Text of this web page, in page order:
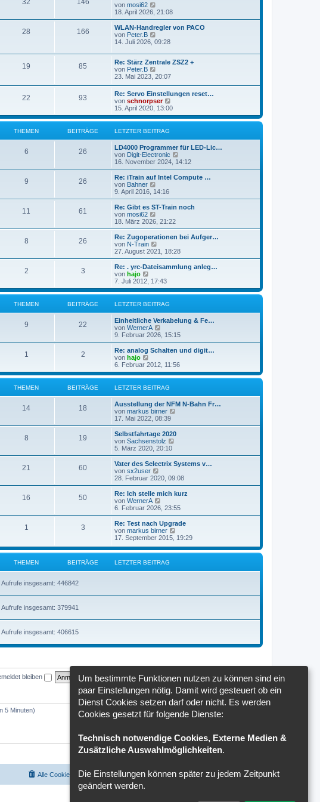
B
e
i
r
g
t
B
e
i
t
r
g
32 146
von mosi62
e
u
e
s
t
r
B
i
a
g
18. April 2026, 21:08
28 166
WLAN-Handregler von PACO
von Peter.B
e
e
s
e
r
B
e
i
t
r
g
14. Juli 2026, 09:28
19 85
Re: Stärz Zentrale ZSZ2 +
von Peter.B
e
s
t
e
r
e
i
t
r
a
g
23. Mai 2023, 20:07
22 93
Re: Servo Einstellungen reset…
von schnorpser
e
u
e
r
B
e
i
t
g
15. April 2020, 13:00
THEMEN BEITRÄGE LETZTER BEITRAG
6 26
LD4000 Programmer für LED-Lic…
von Digit-Electronic
e
u
e
B
r
g
16. November 2024, 14:12
9 26
Re: iTrain auf Intel Compute …
von Bahner
e
u
e
e
r
B
e
i
r
g
9. April 2016, 14:16
11 61
Re: Gibt es ST-Train noch
von mosi62
e
u
e
s
t
r
B
e
t
a
g
18. März 2026, 21:22
8 26
Re: Zugoperationen bei Aufger…
von N-Train
e
u
e
t
r
B
e
i
t
r
a
g
27. August 2021, 18:28
2 3
Re: . yrc-Dateisammlung anleg…
von hajo
e
u
e
s
r
B
e
i
t
a
g
7. Juli 2012, 17:43
THEMEN BEITRÄGE LETZTER BEITRAG
9 22
Einheitliche Verkabelung & Fe…
von WernerA
u
e
e
r
B
e
i
t
r
a
g
9. Februar 2026, 15:15
1 2
Re: analog Schalten und digit…
von hajo
e
u
e
s
r
B
e
i
t
r
a
g
6. Februar 2012, 11:56
THEMEN BEITRÄGE LETZTER BEITRAG
14 18
Ausstellung der NFM N-Bahn Fr…
von markus birner
u
e
r
B
e
i
r
g
17. Mai 2022, 08:39
8 19
Selbstfahrtage 2020
von Sachsenstolz
u
e
s
t
r
B
e
i
r
a
g
5. März 2020, 20:10
21 60
Vater des Selectrix Systems v…
von sx2user
e
u
e
s
t
e
r
B
e
i
t
r
a
g
28. Februar 2020, 09:08
16 50
Re: Ich stelle mich kurz
von WernerA
e
u
e
s
t
r
e
i
6. Februar 2026, 23:55
1 3
Re: Test nach Upgrade
von markus birner
e
e
e
e
a
17. September 2015, 19:29
THEMEN BEITRÄGE LETZTER BEITRAG
Aufrufe insgesamt: 446842
Aufrufe insgesamt: 379941
Aufrufe insgesamt: 406615
bleiben
5 Minuten)
Alle Zeiten sindUTC+02:00
Cookie-Einstellungen
Alle Cookies löschen
Um bestimmte Funktionen nutzen zu können sind ein
paar Einstellungen nötig. Damit wird gesteuert ob ein
Dienst Cookies setzen darf oder nicht. Es werden
Cookies gesetzt für folgende Dienste:
Technisch notwendige Cookies, Externe Medien &
Zusätzliche Auswahlmöglichkeiten.
Die Einstellungen können später zu jedem Zeitpunkt
geändert werden.